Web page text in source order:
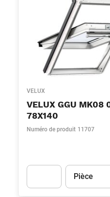
VELUX
VELUX GGU MK08
78X140
Numéro de produit 11707
Unité
Pièce